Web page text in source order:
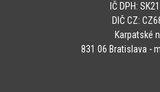
IČ DPH:
DIČ CZ:
Karpatské
831 06 Bratislava -